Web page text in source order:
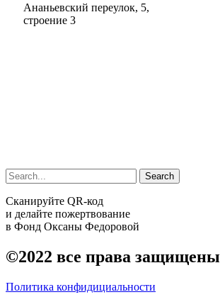
Ананьевский переулок, 5,
строение 3
Search
Сканируйте QR-код
и делайте пожертвование
в Фонд Оксаны Федоровой
©2022 все права защищены
Политика конфидициальности